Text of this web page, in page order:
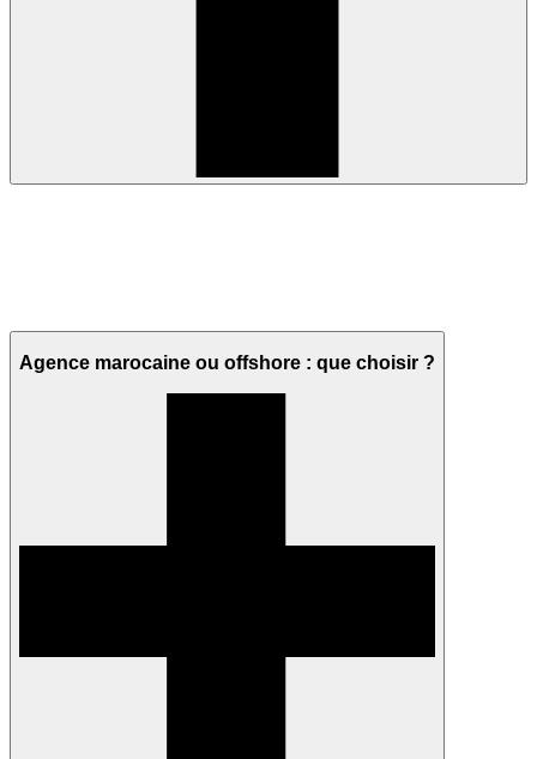
Agence marocaine ou offshore : que choisir ?